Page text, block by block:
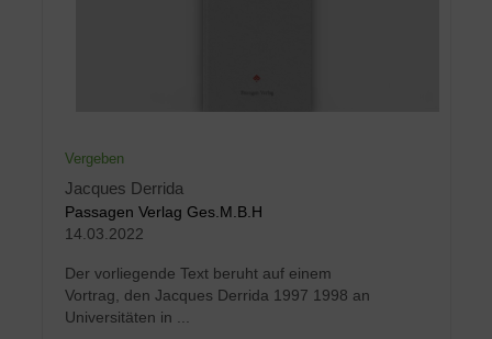
Vergeben
Jacques Derrida
Passagen Verlag Ges.M.B.H
14.03.2022
Der vorliegende Text beruht auf einem
Vortrag, den Jacques Derrida 1997 1998 an
Universitäten in ...